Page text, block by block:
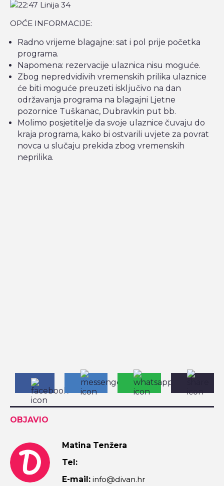
OPĆE INFORMACIJE:
Radno vrijeme blagajne: sat i pol prije početka
programa.
Napomena: rezervacije ulaznica nisu moguće.
Zbog nepredvidivih vremenskih prilika ulaznice
će biti moguće preuzeti isključivo na dan
održavanja programa na blagajni Ljetne
pozornice Tuškanac, Dubravkin put bb.
Molimo posjetitelje da svoje ulaznice čuvaju do
kraja programa, kako bi ostvarili uvjete za povrat
novca u slučaju prekida zbog vremenskih
neprilika.
OBJAVIO
Matina Tenžera
Tel:
E-mail: info@divan.hr